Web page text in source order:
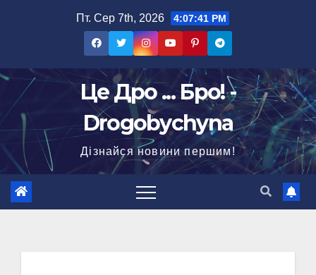
Пт. Сер 7th, 2026 4:07:42 PM
Це Дро ... Бро! -
Drogobychyna
Дізнайся новини першим!